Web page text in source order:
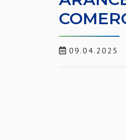
09.04.2025